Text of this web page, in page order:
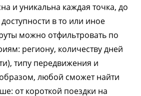
и уникальна каждая точка, до
в то или иное
можно отфильтровать по
региону, количеству дней
типу передвижения и
любой сможет найти
от короткой поездки на